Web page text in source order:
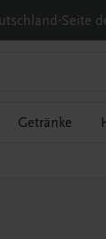
Seite
Getränke